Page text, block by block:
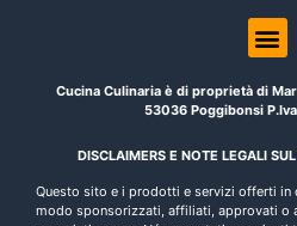
Cucina Culinaria è di proprietà di
53036 Poggibonsi
DISCLAIMERS E NOTE LEGALI
Questo sito e i prodotti e servizi offerti in
modo sponsorizzati, affiliati, approvati o